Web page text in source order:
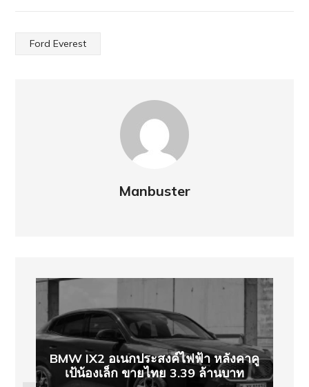
Ford Everest
Manbuster
BMW IX2 อเนกประสงค์ไฟฟ้า หลังคาคู
เป้น้องเล็ก ขายไทย 3.39 ล้านบาท